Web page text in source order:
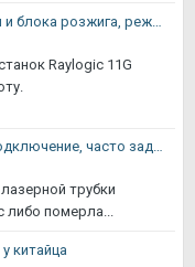
Raylogic 11G
Лазерная трубка. Установка, подключение, часто задаваемые вопросы
трубки
либо померла...
китайца